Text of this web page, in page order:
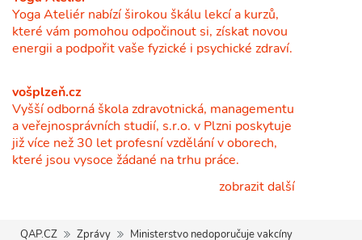
Yoga Ateliér nabízí širokou škálu lekcí a kurzů,
které vám pomohou odpočinout si, získat novou
energii a podpořit vaše fyzické i psychické zdraví.
vošplzeň.cz
Vyšší odborná škola zdravotnická, managementu
a veřejnosprávních studií, s.r.o. v Plzni poskytuje
již více než 30 let profesní vzdělání v oborech,
které jsou vysoce žádané na trhu práce.
zobrazit další
QAP.CZ Zprávy
Ministerstvo nedoporučuje vakcíny